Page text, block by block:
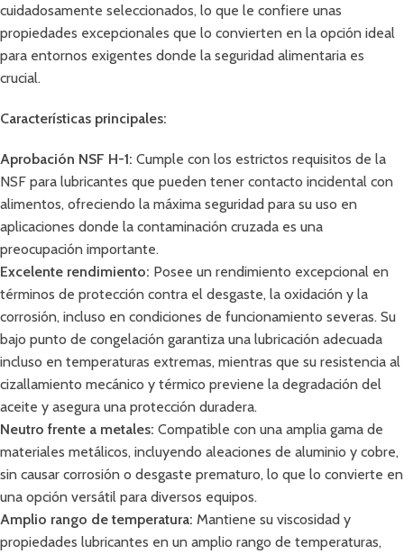
cuidadosamente seleccionados, lo que le confiere unas
propiedades excepcionales que lo convierten en la opción ideal
para entornos exigentes donde la seguridad alimentaria es
crucial.
Características principales:
Aprobación NSF H-1: Cumple con los estrictos requisitos de la
NSF para lubricantes que pueden tener contacto incidental con
alimentos, ofreciendo la máxima seguridad para su uso en
aplicaciones donde la contaminación cruzada es una
preocupación importante.
Excelente rendimiento: Posee un rendimiento excepcional en
términos de protección contra el desgaste, la oxidación y la
corrosión, incluso en condiciones de funcionamiento severas. Su
bajo punto de congelación garantiza una lubricación adecuada
incluso en temperaturas extremas, mientras que su resistencia al
cizallamiento mecánico y térmico previene la degradación del
aceite y asegura una protección duradera.
Neutro frente a metales: Compatible con una amplia gama de
materiales metálicos, incluyendo aleaciones de aluminio y cobre,
sin causar corrosión o desgaste prematuro, lo que lo convierte en
una opción versátil para diversos equipos.
Amplio rango de temperatura: Mantiene su viscosidad y
propiedades lubricantes en un amplio rango de temperaturas,